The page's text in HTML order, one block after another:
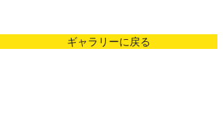
ギャラリーに戻る